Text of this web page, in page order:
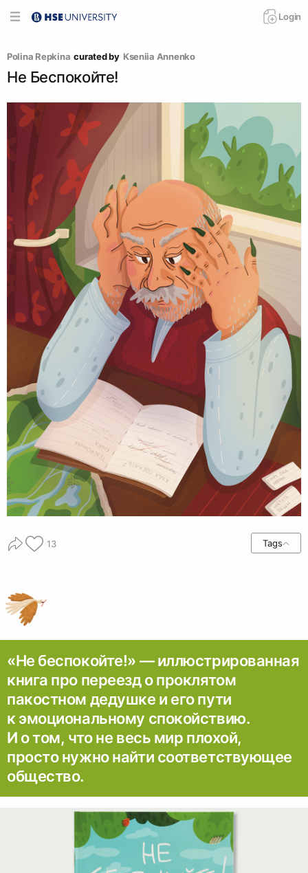
Login
Polina Repkina curated by Kseniia Аnnenko
Не Беспокойте!
13 Tags
«Не беспокойте!» — иллюстрированная
книга про переезд о проклятом
пакостном дедушке и его пути
к эмоциональному спокойствию.
И о том, что не весь мир плохой,
просто нужно найти соответствующее
общество.